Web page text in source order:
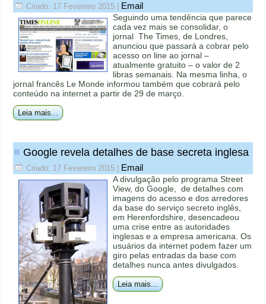
Criado: 17 Fevereiro 2015 Email
Seguindo uma tendência que parece
cada vez mais se consolidar, o
jornal The Times, de Londres,
anunciou que passará a cobrar pelo
acesso on line ao jornal –
atualmente gratuito – o valor de 2
libras semanais. Na mesma linha, o
jornal francês Le Monde informou também que cobrará pelo
conteúdo na internet a partir de 29 de março.
Leia mais...
Google revela detalhes de base secreta inglesa
Criado: 17 Fevereiro 2015 Email
A divulgação pelo programa Street
View, do Google, de detalhes com
imagens do acesso e dos arredores
da base do serviço secreto inglês,
em Herenfordshire, desencadeou
uma crise entre as autoridades
inglesas e a empresa americana. Os
usuários da internet podem fazer um
giro pelas entradas da base com
detalhes nunca antes divulgados.
Leia mais...